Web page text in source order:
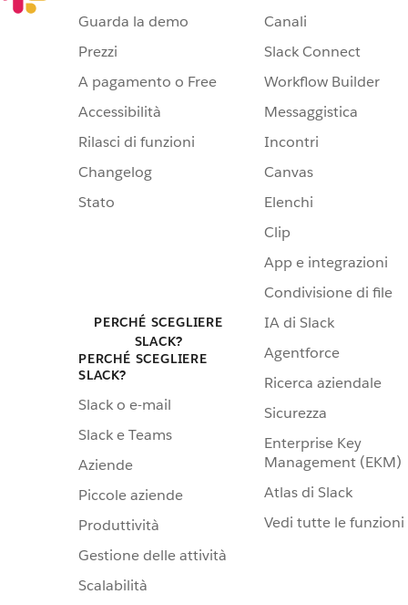
Guarda la demo
Prezzi
A pagamento o Free
Accessibilità
Rilasci di funzioni
Changelog
Stato
PERCHÉ SCEGLIERE
SLACK?
PERCHÉ SCEGLIERE
SLACK?
Slack o e-mail
Slack e Teams
Aziende
Piccole aziende
Produttività
Gestione delle attività
Scalabilità
Canali
Slack Connect
Workflow Builder
Messaggistica
Incontri
Canvas
Elenchi
Clip
App e integrazioni
Condivisione di file
IA di Slack
Agentforce
Ricerca aziendale
Sicurezza
Enterprise Key
Management (EKM)
Atlas di Slack
Vedi tutte le funzioni